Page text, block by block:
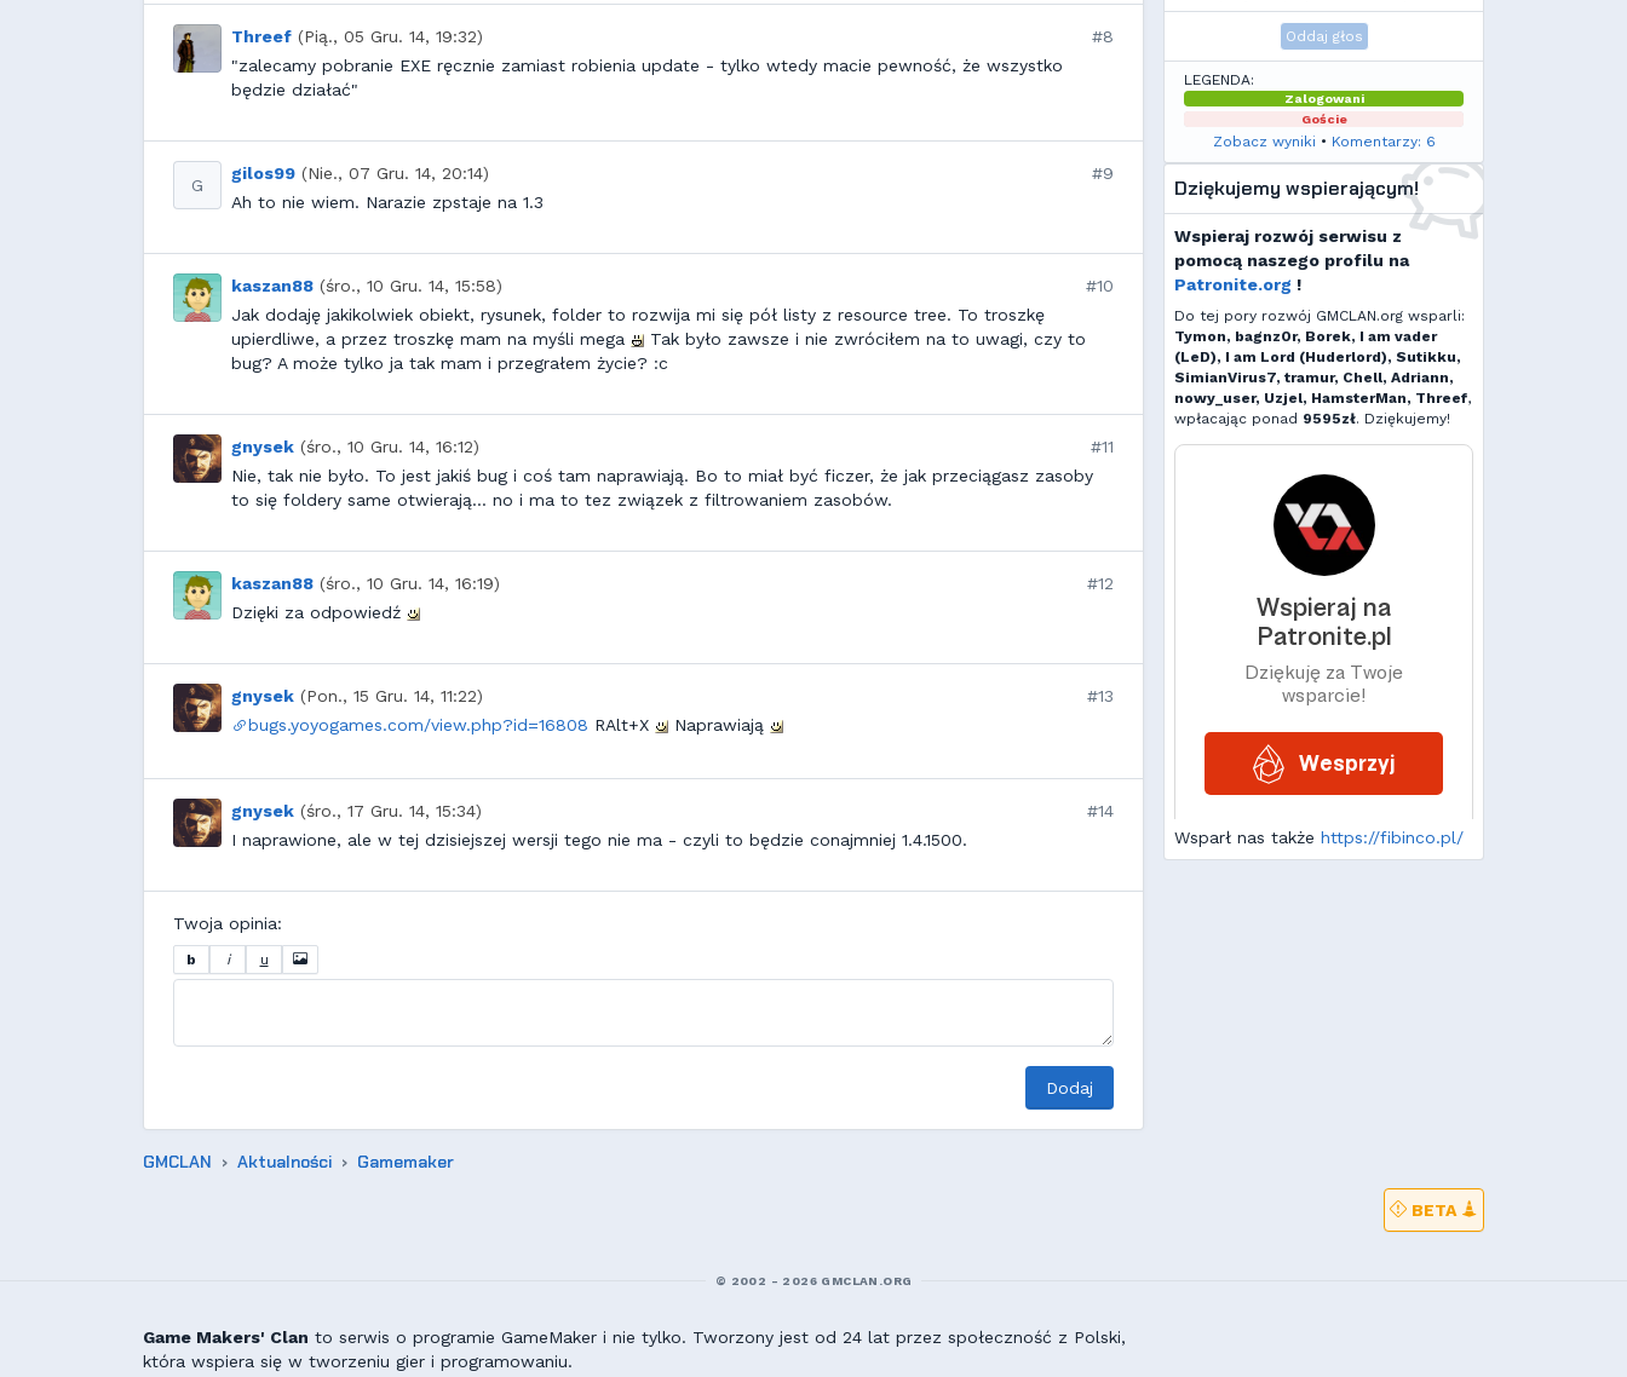
Threef (Pią., 05 Gru. 14, 19:32)
#8
"zalecamy pobranie EXE ręcznie zamiast robienia update - tylko wtedy macie pewność, że wszystko
będzie działać"
G
gilos99 (Nie., 07 Gru. 14, 20:14)
#9
Ah to nie wiem. Narazie zpstaje na 1.3
kaszan88 (śro., 10 Gru. 14, 15:58)
#10
Jak dodaję jakikolwiek obiekt, rysunek, folder to rozwija mi się pół listy z resource tree. To troszkę
upierdliwe, a przez troszkę mam na myśli mega
Tak było zawsze i nie zwróciłem na to uwagi, czy to
bug? A może tylko ja tak mam i przegrałem życie? :c
gnysek (śro., 10 Gru. 14, 16:12)
#11
Nie, tak nie było. To jest jakiś bug i coś tam naprawiają. Bo to miał być ficzer, że jak przeciągasz zasoby
to się foldery same otwierają... no i ma to tez związek z filtrowaniem zasobów.
kaszan88 (śro., 10 Gru. 14, 16:19)
#12
Dzięki za odpowiedź
gnysek (Pon., 15 Gru. 14, 11:22)
#13
bugs.yoyogames.com/view.php?id=16808 RAlt+X Naprawiają
gnysek (śro., 17 Gru. 14, 15:34)
#14
I naprawione, ale w tej dzisiejszej wersji tego nie ma - czyli to będzie conajmniej 1.4.1500.
Twoja opinia:
b i u
Dodaj
GMCLAN Aktualności Gamemaker
Oddaj głos
LEGENDA:
Zalogowani
Goście
Zobacz wyniki • Komentarzy: 6
Dziękujemy wspierającym!
Wspieraj rozwój serwisu z
pomocą naszego profilu na
Patronite.org !
Do tej pory rozwój GMCLAN.org wsparli:
Tymon, bagnz0r, Borek, I am vader
(LeD), I am Lord (Huderlord), Sutikku,
SimianVirus7, tramur, Chell, Adriann,
nowy_user, Uzjel, HamsterMan, Threef,
wpłacając ponad 9595zł. Dziękujemy!
Wsparł nas także https://fibinco.pl/
BETA
© 2002 - 2026 GMCLAN.ORG
Game Makers' Clan to serwis o programie GameMaker i nie tylko. Tworzony jest od 24 lat przez społeczność z Polski,
która wspiera się w tworzeniu gier i programowaniu.